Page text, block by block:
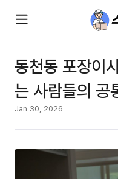
동천동 포장이
는 사람들의 공
Jan 30, 2026